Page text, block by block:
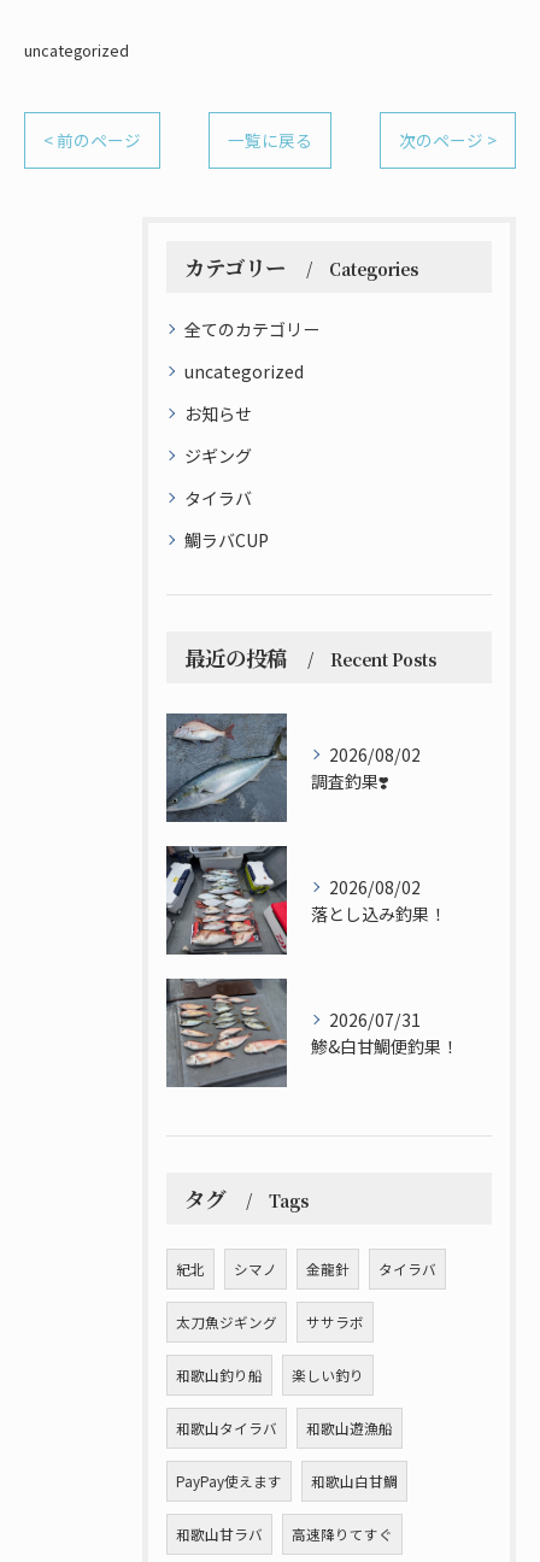
uncategorized
< 前のページ 一覧に戻る 次のページ >
カテゴリー Categories
全てのカテゴリー
uncategorized
お知らせ
ジギング
タイラバ
鯛ラバCUP
最近の投稿 Recent Posts
2026/08/02
調査釣果❣️
2026/08/02
落とし込み釣果！
2026/07/31
鯵&白甘鯛便釣果！
タグ Tags
紀北 シマノ 金龍針 タイラバ
太刀魚ジギング ササラボ
和歌山釣り船 楽しい釣り
和歌山タイラバ 和歌山遊漁船
PayPay使えます 和歌山白甘鯛
和歌山甘ラバ 高速降りてすぐ